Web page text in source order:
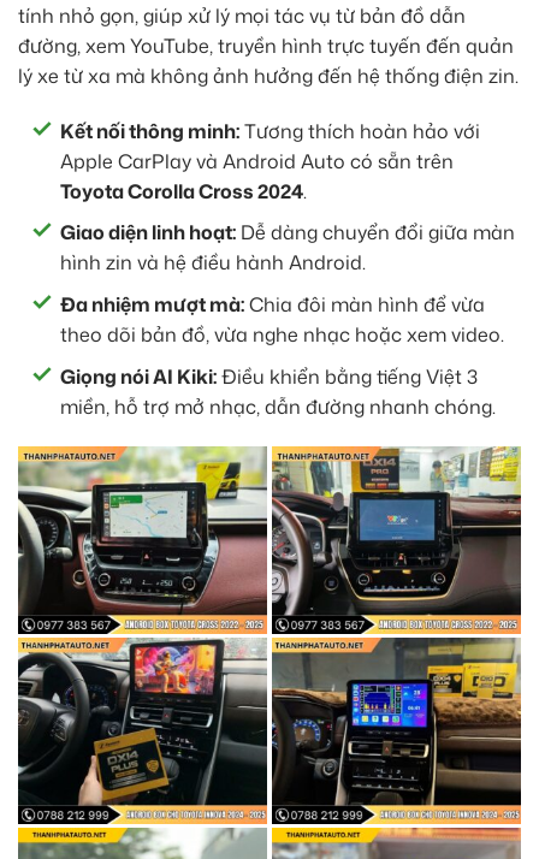
tính nhỏ gọn, giúp xử lý mọi tác vụ từ bản đồ dẫn
đường, xem YouTube, truyền hình trực tuyến đến quản
lý xe từ xa mà không ảnh hưởng đến hệ thống điện zin.
Kết nối thông minh:Tương thích hoàn hảo với
Apple CarPlay và Android Auto có sẵn trên
Toyota Corolla Cross 2024.
Giao diện linh hoạt: Dễ dàng chuyển đổi giữa màn
hình zin và hệ điều hành Android.
Đa nhiệm mượt mà:Chia đôi màn hình để vừa
theo dõi bản đồ, vừa nghe nhạc hoặc xem video.
Giọng nói AI Kiki:Điều khiển bằng tiếng Việt 3
miền, hỗ trợ mở nhạc, dẫn đường nhanh chóng.